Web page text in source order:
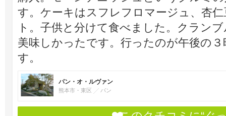
す。ケーキはスフレフロマージュ、杏
ト。子供と分けて食べました。クラン
美味しかったです。行ったのが午後の
す。
パン・オ・ルヴァン
熊本市・東区 パン